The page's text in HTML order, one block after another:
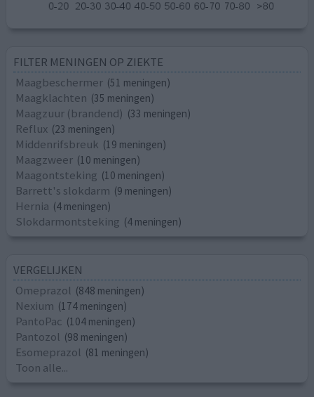
FILTER MENINGEN OP ZIEKTE
Maagbeschermer (51 meningen)
Maagklachten (35 meningen)
Maagzuur (brandend) (33 meningen)
Reflux (23 meningen)
Middenrifsbreuk (19 meningen)
Maagzweer (10 meningen)
Maagontsteking (10 meningen)
Barrett's slokdarm (9 meningen)
Hernia (4 meningen)
Slokdarmontsteking (4 meningen)
VERGELIJKEN
Omeprazol (848 meningen)
Nexium (174 meningen)
PantoPac (104 meningen)
Pantozol (98 meningen)
Esomeprazol (81 meningen)
Toon alle...